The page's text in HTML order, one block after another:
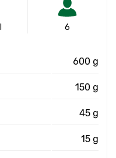
6
600 g
150 g
45 g
15 g